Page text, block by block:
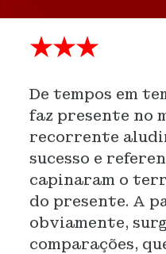
★★★
De tempos em
faz presente no
recorrente
sucesso e
capinaram o
do presente. A
obviamente,
comparações,